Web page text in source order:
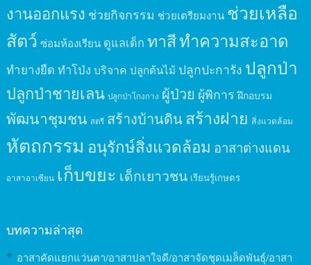
งานออกแรง ช่วยกิจกรรม ช่วยเตรียมงาน ช่วยเหลือ
สัตว์ ซ่อมห้องเรียน ดูแลเด็ก ทาสีทำความสะอาด
ทำยางยืด ทำโป่ง บริจาค ปลูกต้นไม้ ปลูกปะการัง ปลูกป่า
ปลูกป่าชายเลน ปลูกป่าโกงกาง ผู้ป่วย ผู้พิการ ฝึกอบรม
พัฒนาชุมชน สตรี สร้างบ้านดินสร้างฝาย สิ่งแวดล้อม
หัตถกรรม อนุรักษ์สิ่งแวดล้อม อาสาต่างแดน
อาสาอาเซียน เก็บขยะ เด็กเยาวชน เรียนรู้เกษตร
บทความล่าสุด
อาสาคัดแยกแว่นตา/อาสาปลาใจดี/อาสาจัดชุดเมล็ดพันธุ์/อาสา